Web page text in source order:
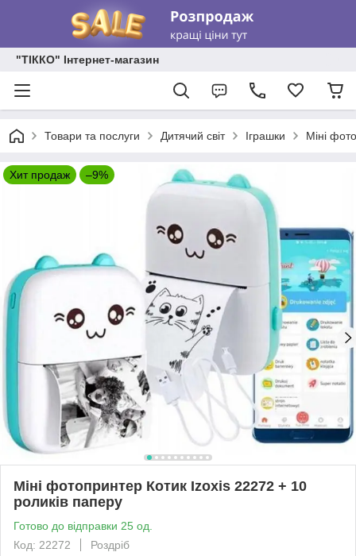
"ТІККО" Інтернет-магазин
Товари та послуги Дитячий світ Іграшки Міні
Хит продаж –9%
Міні фотопринтер Котик Izoxis 22272 + 10
роликів паперу
Готово до відправки 25 од.
Код: 22272
Роздріб